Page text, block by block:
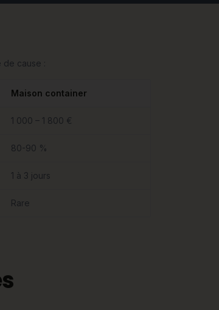
de cause :
Maison container
1 000 – 1 800 €
80-90 %
1 à 3 jours
Rare